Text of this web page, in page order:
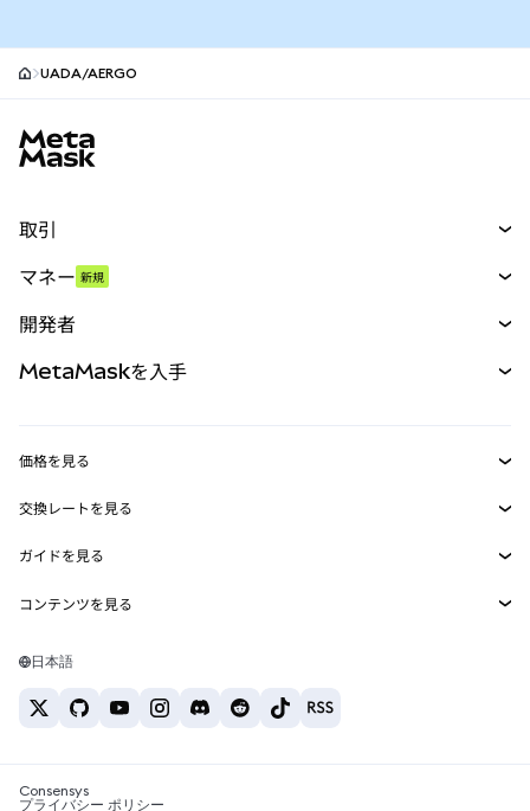
UADA/AERGO
取引
パーペチュアル
RWA
マネー 新規
開発者
MetaMask Connect
Snaps
Web3サービス
MetaMaskを入手
セキュリティ
サポート
キャリア
お問い合わせ
価格を見る
イーサリアムの価格
Solanaの価格
Tetherの価格
交換レートを見る
ETH→USD
USDT→INR
BTC→INR
ETH→USDT
ガイドを見る
ETHの購入
USDTの購入
SHIBの購入
コンテンツを見る
Solanaウォレット
税制関連ニュース
日本語
Consensys
プライバシー ポリシー